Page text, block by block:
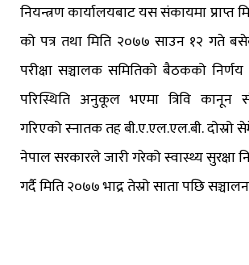
नियन्त्रण कार्यालयबाट यस संकायमा प्राप्त
को पत्र तथा मिति २०७७ साउन १२ गते
परीक्षा सञ्चालक समितिको बैठकको
परिस्थिति अनुकूल भएमा त्रिवि कानून
गरिएको स्नातक तह बी.ए.एल.एल.बी. दोस्रो
नेपाल सरकारले जारी गरेको स्वास्थ्य सुरक्षा
गर्दै मिति २०७७ भाद्र तेस्रो साता पछि